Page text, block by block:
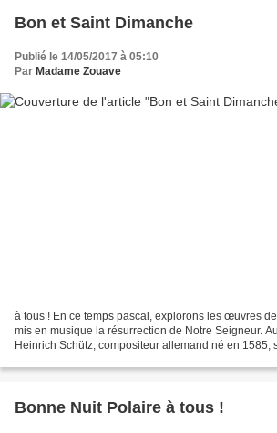
Bon et Saint Dimanche
Publié le 14/05/2017 à 05:10
Par Madame Zouave
à tous ! En ce temps pascal, explorons les œuvres
mis en musique la résurrection de Notre Seigneur.
Heinrich Schütz, compositeur allemand né en 1585,
Bonne Nuit Polaire à tous !